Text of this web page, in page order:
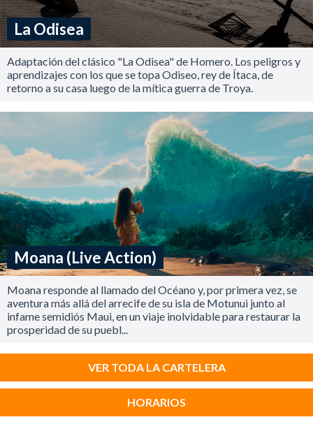
La Odisea
Adaptación del clásico "La Odisea" de Homero. Los peligros y
aprendizajes con los que se topa Odiseo, rey de Ítaca, de
retorno a su casa luego de la mítica guerra de Troya.
Moana (Live Action)
Moana responde al llamado del Océano y, por primera vez, se
aventura más allá del arrecife de su isla de Motunui junto al
infame semidiós Maui, en un viaje inolvidable para restaurar la
prosperidad de su puebl...
VER TODA LA CARTELERA
HORARIOS